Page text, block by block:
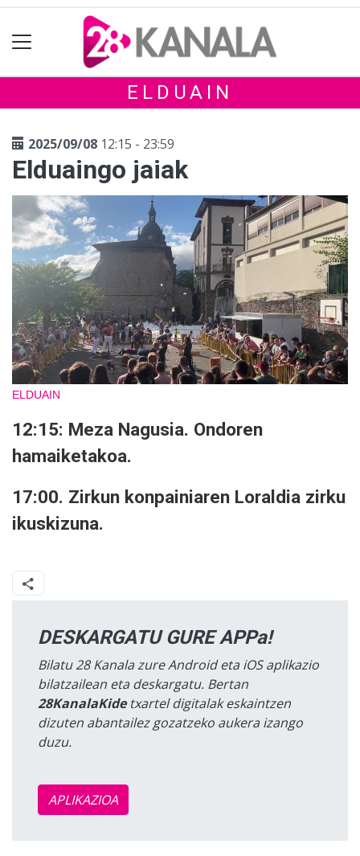
ELDUAIN
2025/09/08 12:15 - 23:59
Elduaingo jaiak
ELDUAIN
12:15: Meza Nagusia. Ondoren
hamaiketakoa.
17:00. Zirkun konpainiaren Loraldia zirku
ikuskizuna.
DESKARGATU GURE APPa!
Bilatu 28 Kanala zure Android eta iOS aplikazio
bilatzailean eta deskargatu. Bertan
28KanalaKidetxartel digitalak eskaintzen
dizuten abantailez gozatzeko aukera izango
duzu.
APLIKAZIOA